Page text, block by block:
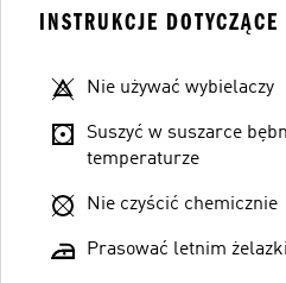
INSTRUKCJE
Nie używać wybielaczy
Suszyć w suszarce
temperaturze
Nie czyścić chemicznie
Prasować letnim